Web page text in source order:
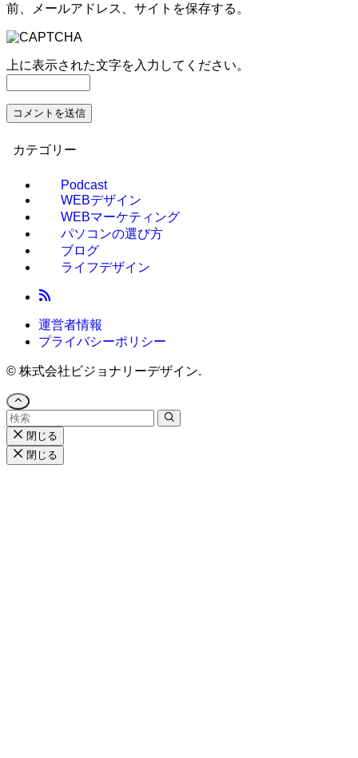
前、メールアドレス、サイトを保存する。
上に表示された文字を入力してください。
カテゴリー
Podcast
WEBデザイン
WEBマーケティング
パソコンの選び方
ブログ
ライフデザイン
運営者情報
プライバシーポリシー
© 株式会社ビジョナリーデザイン.
閉じる
閉じる